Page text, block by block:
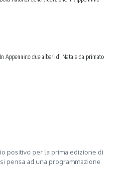
In Appennino due alberi di Natale da primato
positivo per la prima edizione di
pensa ad una programmazione